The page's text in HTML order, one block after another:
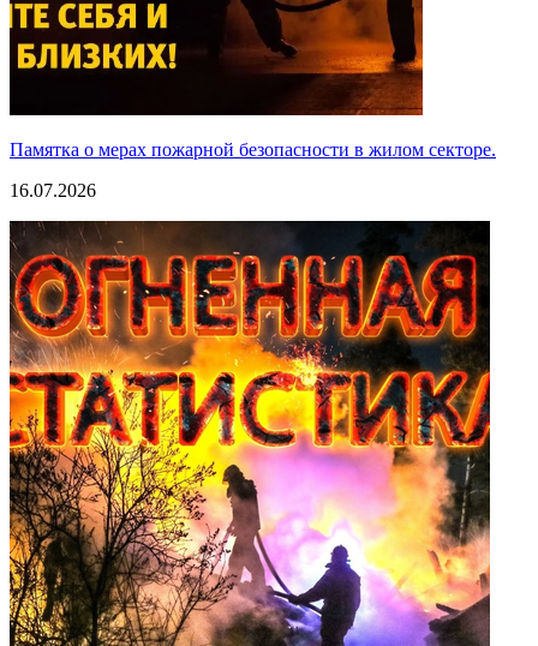
Памятка о мерах пожарной безопасности в жилом секторе.
16.07.2026